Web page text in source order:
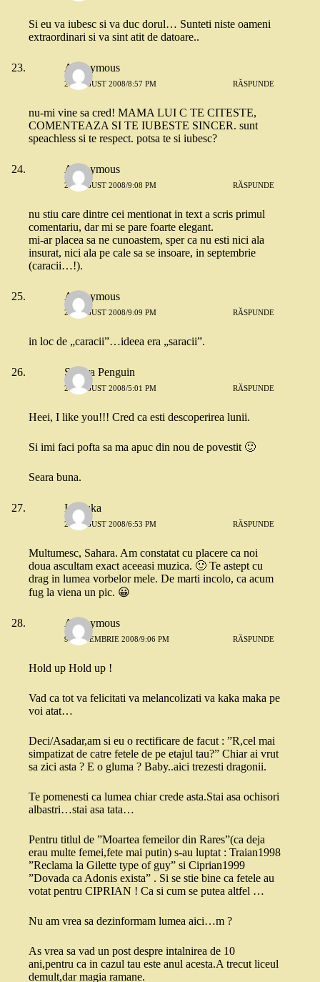
Si eu va iubesc si va duc dorul… Sunteti niste oameni
extraordinari si va sint atit de datoare..
Anonymous
26 AUGUST 2008/8:57 PM RĂSPUNDE
nu-mi vine sa cred! MAMA LUI C TE CITESTE,
COMENTEAZA SI TE IUBESTE SINCER. sunt
speachless si te respect. potsa te si iubesc?
Anonymous
26 AUGUST 2008/9:08 PM RĂSPUNDE
nu stiu care dintre cei mentionat in text a scris primul
comentariu, dar mi se pare foarte elegant.
mi-ar placea sa ne cunoastem, sper ca nu esti nici ala
insurat, nici ala pe cale sa se insoare, in septembrie
(caracii…!).
Anonymous
26 AUGUST 2008/9:09 PM RĂSPUNDE
in loc de „caracii”…ideea era „saracii”.
Sahara Penguin
27 AUGUST 2008/5:01 PM RĂSPUNDE
Heei, I like you!!! Cred ca esti descoperirea lunii.
Si imi faci pofta sa ma apuc din nou de povestit 🙂
Seara buna.
Ionouka
27 AUGUST 2008/6:53 PM RĂSPUNDE
Multumesc, Sahara. Am constatat cu placere ca noi
doua ascultam exact aceeasi muzica. 🙂 Te astept cu
drag in lumea vorbelor mele. De marti incolo, ca acum
fug la viena un pic. 😀
Anonymous
9 SEPTEMBRIE 2008/9:06 PM RĂSPUNDE
Hold up Hold up !
Vad ca tot va felicitati va melancolizati va kaka maka pe
voi atat…
Deci/Asadar,am si eu o rectificare de facut : ”R,cel mai
simpatizat de catre fetele de pe etajul tau?” Chiar ai vrut
sa zici asta ? E o gluma ? Baby..aici trezesti dragonii.
Te pomenesti ca lumea chiar crede asta.Stai asa ochisori
albastri…stai asa tata…
Pentru titlul de ”Moartea femeilor din Rares”(ca deja
erau multe femei,fete mai putin) s-au luptat : Traian1998
”Reclama la Gilette type of guy” si Ciprian1999
”Dovada ca Adonis exista” . Si se stie bine ca fetele au
votat pentru CIPRIAN ! Ca si cum se putea altfel …
Nu am vrea sa dezinformam lumea aici…m ?
As vrea sa vad un post despre intalnirea de 10
ani,pentru ca in cazul tau este anul acesta.A trecut liceul
demult,dar magia ramane.